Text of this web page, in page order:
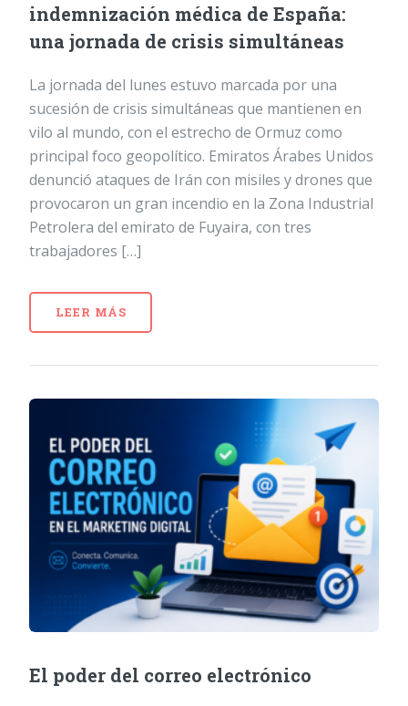
indemnización médica de España:
una jornada de crisis simultáneas
La jornada del lunes estuvo marcada por una
sucesión de crisis simultáneas que mantienen en
vilo al mundo, con el estrecho de Ormuz como
principal foco geopolítico. Emiratos Árabes Unidos
denunció ataques de Irán con misiles y drones que
provocaron un gran incendio en la Zona Industrial
Petrolera del emirato de Fuyaira, con tres
trabajadores […]
LEER MÁS
El poder del correo electrónico